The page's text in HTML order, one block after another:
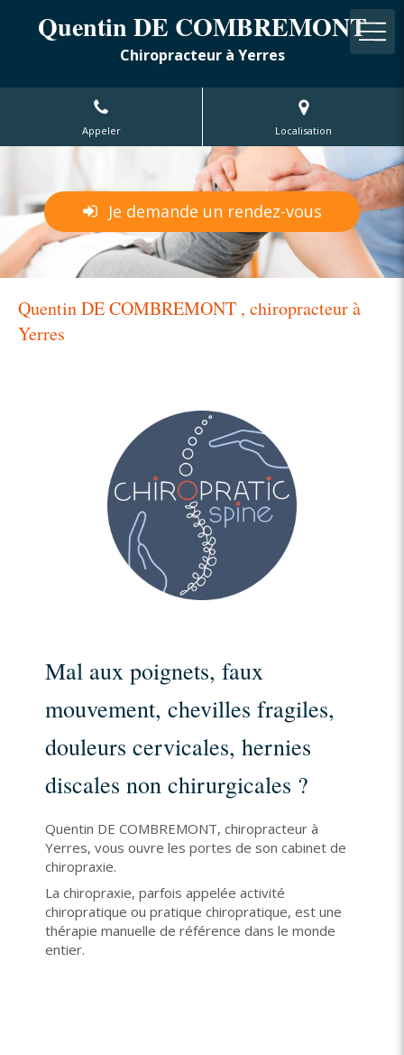
Quentin DE COMBREMONT
Chiropracteur à Yerres
Appeler Localisation
Je demande un rendez-vous
Quentin DE COMBREMONT , chiropracteur à
Yerres
Mal aux poignets, faux
mouvement, chevilles fragiles,
douleurs cervicales, hernies
discales non chirurgicales ?
Quentin DE COMBREMONT, chiropracteur à
Yerres, vous ouvre les portes de son cabinet de
chiropraxie.
La chiropraxie, parfois appelée activité
chiropratique ou pratique chiropratique, est une
thérapie manuelle de référence dans le monde
entier.